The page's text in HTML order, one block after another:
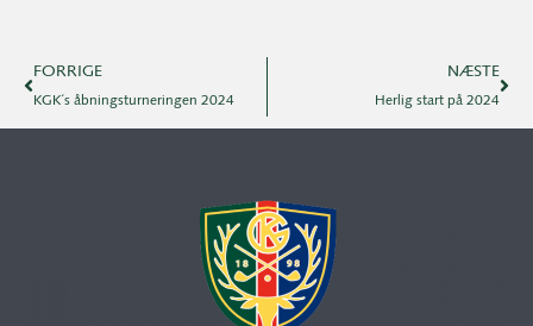
FORRIGE
KGK´s åbningsturneringen 2024
NÆSTE
Herlig start på 2024